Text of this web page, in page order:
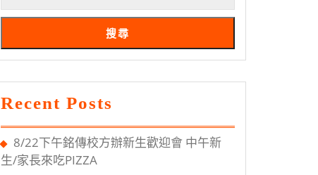
搜尋
Recent Posts
8/22下午銘傳校方辦新生歡迎會 中午新
生/家長來吃PIZZA